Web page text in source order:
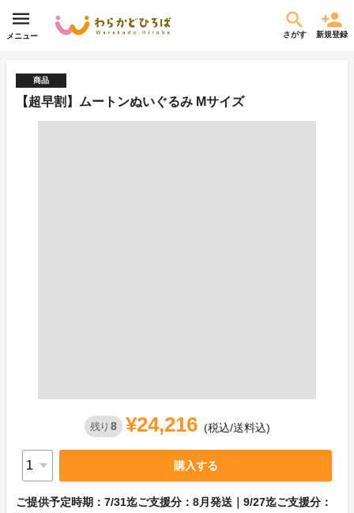
メニュー さがす 新規登録
商品
【超早割】ムートンぬいぐるみ Mサイズ
残り 8 ¥24,216 (税込/送料込)
購入する
ご提供予定時期：7/31迄ご支援分：8月発送｜9/27迄ご支援分：